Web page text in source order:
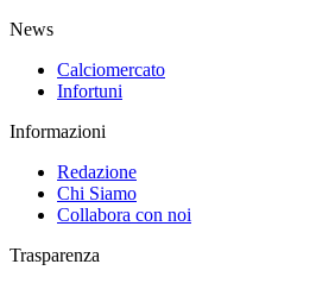
News
Calciomercato
Infortuni
Informazioni
Redazione
Chi Siamo
Collabora con noi
Trasparenza